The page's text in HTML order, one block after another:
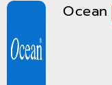
Ocean